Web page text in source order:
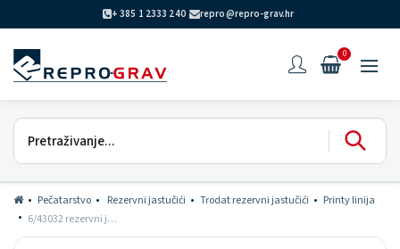
+ 385 1 2333 240 repro@repro-grav.hr
0
Pečatarstvo Rezervni jastučići Trodat rezervni jastučići
Printy linija
6/43032 rezervni jastučić